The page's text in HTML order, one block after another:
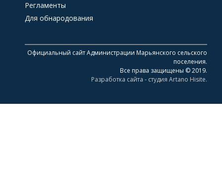
Регламенты
Для обнародования
Официальный сайт Администрации Марьянского сельского
поселения.
Все права защищены © 2019.
Разработка сайта - студия Artano Hisite.